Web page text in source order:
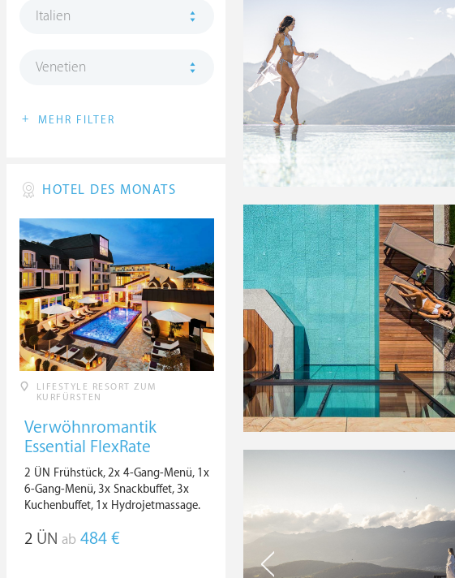
Italien
Venetien
+ MEHR FILTER
HOTEL DES MONATS
LIFESTYLE RESORT ZUM
KURFÜRSTEN
Verwöhnromantik
Essential FlexRate
2 ÜN Frühstück, 2x 4-Gang-Menü, 1x
6-Gang-Menü, 3x Snackbuffet, 3x
Kuchenbuffet, 1x Hydrojetmassage.
2 ÜN ab 484 €